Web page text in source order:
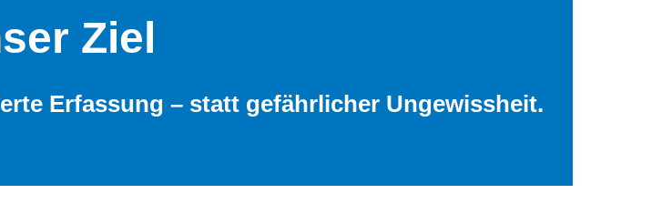
Ziel
Erfassung – statt gefährlicher Ungewissheit.